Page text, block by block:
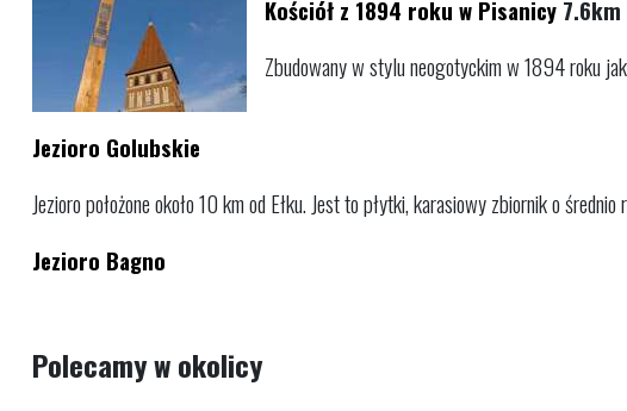
Kościół z 1894 roku w Pisanicy 7.6km
Zbudowany w stylu neogotyckim w 1894 roku
Jezioro Golubskie
Jezioro położone około 10 km od Ełku. Jest to płytki, karasiowy zbiornik o
Jezioro Bagno
Polecamy w okolicy